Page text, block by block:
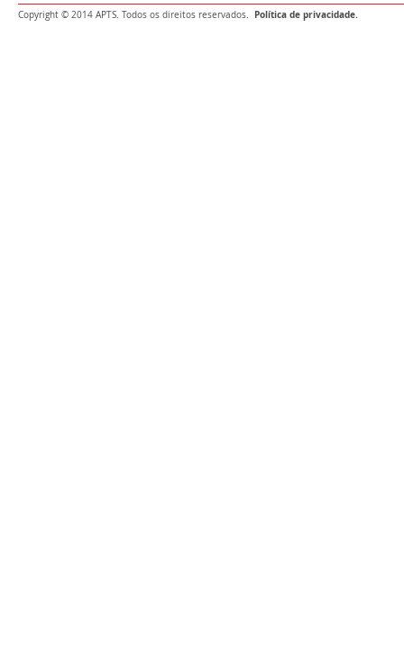
Copyright © 2014 APTS. Todos os direitos reservados. Política de privacidade.